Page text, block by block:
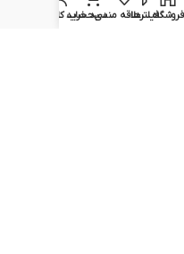
فروشگاهفیلترهاعلاقه مندیسبد خرید
حساب کاربری من